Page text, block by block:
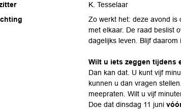
K. Tesselaar
Zo werkt het: deze avond is
met elkaar. De raad beslist
dagelijks leven. Blijf daarom
Wilt u iets zeggen tijdens
Dan kan dat. U kunt vijf
kunnen u dan vragen
meepraten. Wilt u vijf
Doe dat dinsdag 11 juni